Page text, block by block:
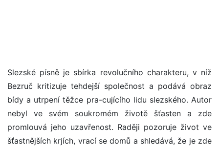
Slezské písně je sbírka revolučního charakteru, v níž
Bezruč kritizuje tehdejší společnost a podává obraz
bídy a utrpení těžce pra-cujícího lidu slezského. Autor
nebyl ve svém soukromém životě šťasten a zde
promlouvá jeho uzavřenost. Raději pozoruje život ve
šťastnějších krjích, vrací se domů a shledává, že je zde